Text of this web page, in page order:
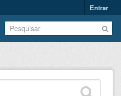
Entrar